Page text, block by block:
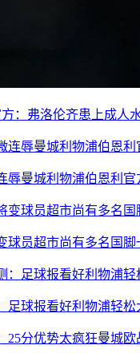
：弗洛伦齐患上成人
辱曼城利物浦伯恩利官
球员超市尚有多名国
足球报看好利物浦轻